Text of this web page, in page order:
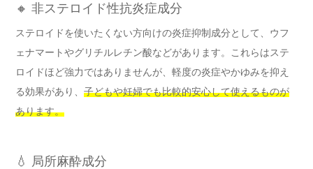
🔸 非ステロイド性抗炎症成分
ステロイドを使いたくない方向けの炎症抑制成分として、ウフ
ェナマートやグリチルレチン酸などがあります。これらはステ
ロイドほど強力ではありませんが、軽度の炎症やかゆみを抑え
る効果があり、 子どもや妊婦でも比較的安心して使えるものが
あります。
💧 局所麻酔成分